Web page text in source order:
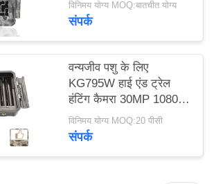
विनिमय योग्य MOQ:बातचीत योग्य
संपर्क
वन्यजीव पशु के लिए
KG795W हाई एंड ट्रेल
हंटिंग कैमरा 30MP 1080P
HD
विनिमय योग्य MOQ:20 पीसी
संपर्क